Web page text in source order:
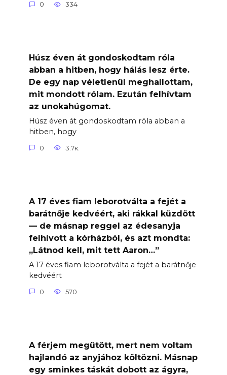
0 334
Húsz éven át gondoskodtam róla
abban a hitben, hogy hálás lesz érte.
De egy nap véletlenül meghallottam,
mit mondott rólam. Ezután felhívtam
az unokahúgomat.
Húsz éven át gondoskodtam róla abban a
hitben, hogy
0 3.7к.
A 17 éves fiam leborotválta a fejét a
barátnője kedvéért, aki rákkal küzdött
— de másnap reggel az édesanyja
felhívott a kórházból, és azt mondta:
„Látnod kell, mit tett Aaron…”
A 17 éves fiam leborotválta a fejét a barátnője
kedvéért
0 570
A férjem megütött, mert nem voltam
hajlandó az anyjához költözni. Másnap
egy sminkes táskát dobott az ágyra,